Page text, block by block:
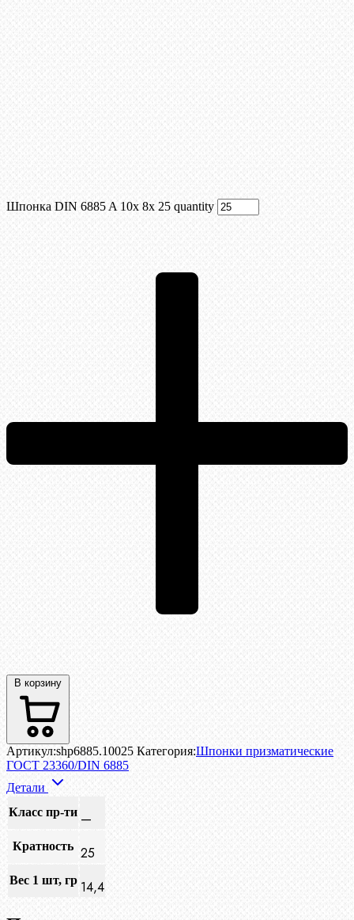
Шпонка DIN 6885 A 10x 8x 25 quantity
В корзину
Артикул:shp6885.10025 Категория:Шпонки призматические
ГОСТ 23360/DIN 6885
Детали
Класс пр-ти —
Кратность 25
Вес 1 шт, гр 14,4